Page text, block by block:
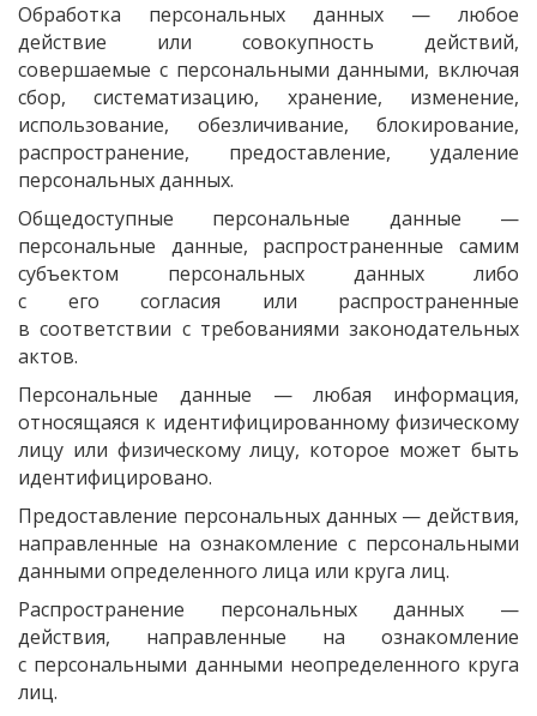
Обработка персональных данных — любое
действие или совокупность действий,
совершаемые с персональными данными, включая
сбор, систематизацию, хранение, изменение,
использование, обезличивание, блокирование,
распространение, предоставление, удаление
персональных данных.
Общедоступные персональные данные —
персональные данные, распространенные самим
субъектом персональных данных либо
с его согласия или распространенные
в соответствии с требованиями законодательных
актов.
Персональные данные — любая информация,
относящаяся к идентифицированному физическому
лицу или физическому лицу, которое может быть
идентифицировано.
Предоставление персональных данных — действия,
направленные на ознакомление с персональными
данными определенного лица или круга лиц.
Распространение персональных данных —
действия, направленные на ознакомление
с персональными данными неопределенного круга
лиц.